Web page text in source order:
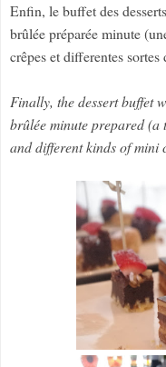
Enfin, le buffet des
brûlée préparée minute
crêpes et differentes
Finally, the dessert buffet
brûlée minute prepared
and different kinds of mini